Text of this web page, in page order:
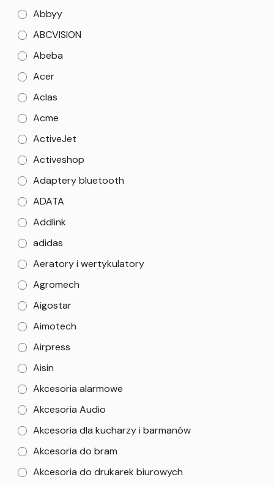
Abbyy
ABCVISION
Abeba
Acer
Aclas
Acme
ActiveJet
Activeshop
Adaptery bluetooth
ADATA
Addlink
adidas
Aeratory i wertykulatory
Agromech
Aigostar
Aimotech
Airpress
Aisin
Akcesoria alarmowe
Akcesoria Audio
Akcesoria dla kucharzy i barmanów
Akcesoria do bram
Akcesoria do drukarek biurowych